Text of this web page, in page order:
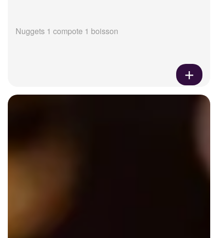
Nuggets 1 compote 1 boisson